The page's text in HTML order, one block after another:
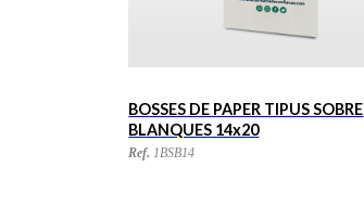
BOSSES DE PAPER TIPUS SOBRE
BLANQUES 15+6x24
Ref. BSB15